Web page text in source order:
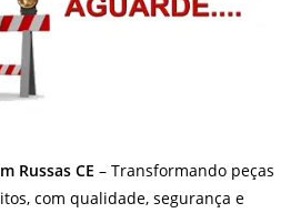
Russas CE – Transformando peças
com qualidade, segurança e